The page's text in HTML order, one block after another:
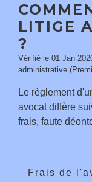
LITIGE
?
Vérifié le 01 Jan
administrative
Le règlement
avocat diffère
frais, faute
Frais de